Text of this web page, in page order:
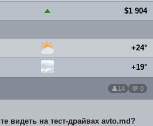
▲ $1 904
+24°
+19°
14 💬 0
видеть на тест-драйвах avto.md?